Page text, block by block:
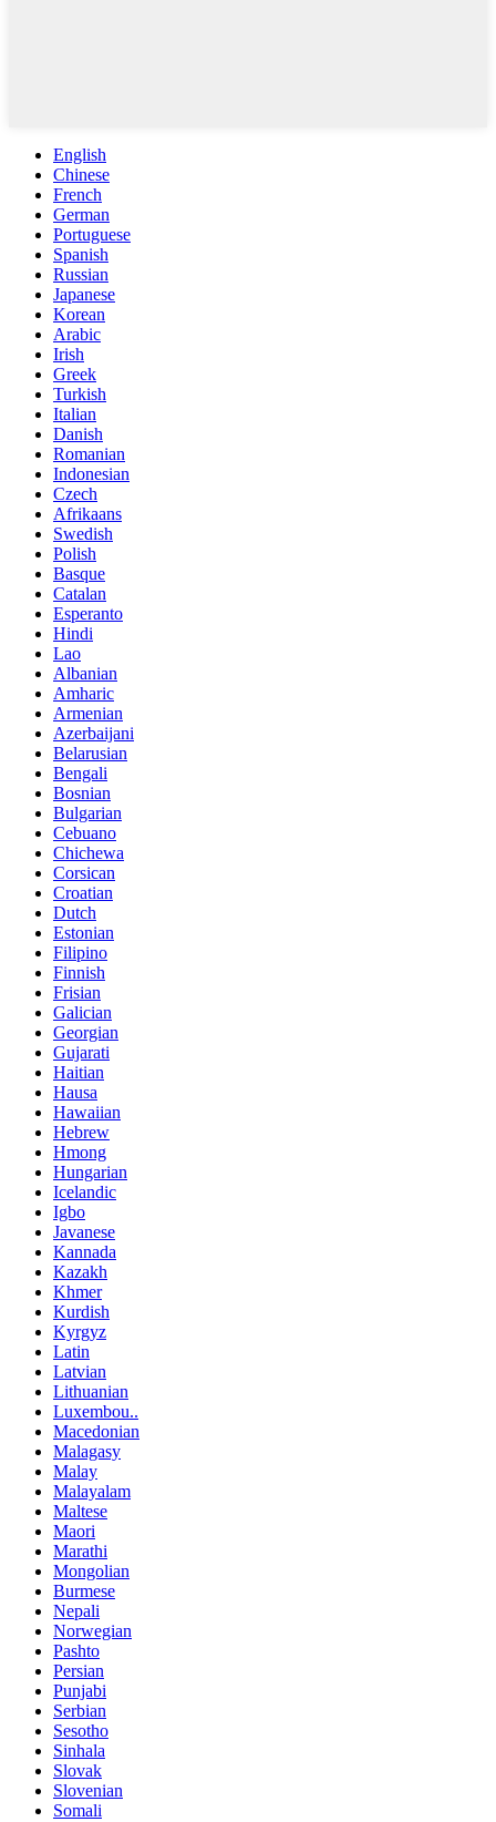
English
Chinese
French
German
Portuguese
Spanish
Russian
Japanese
Korean
Arabic
Irish
Greek
Turkish
Italian
Danish
Romanian
Indonesian
Czech
Afrikaans
Swedish
Polish
Basque
Catalan
Esperanto
Hindi
Lao
Albanian
Amharic
Armenian
Azerbaijani
Belarusian
Bengali
Bosnian
Bulgarian
Cebuano
Chichewa
Corsican
Croatian
Dutch
Estonian
Filipino
Finnish
Frisian
Galician
Georgian
Gujarati
Haitian
Hausa
Hawaiian
Hebrew
Hmong
Hungarian
Icelandic
Igbo
Javanese
Kannada
Kazakh
Khmer
Kurdish
Kyrgyz
Latin
Latvian
Lithuanian
Luxembou..
Macedonian
Malagasy
Malay
Malayalam
Maltese
Maori
Marathi
Mongolian
Burmese
Nepali
Norwegian
Pashto
Persian
Punjabi
Serbian
Sesotho
Sinhala
Slovak
Slovenian
Somali